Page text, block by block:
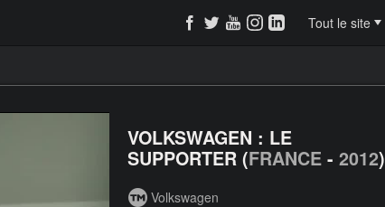
Tout le site
VOLKSWAGEN : LE
SUPPORTER (FRANCE - 2012)
Volkswagen